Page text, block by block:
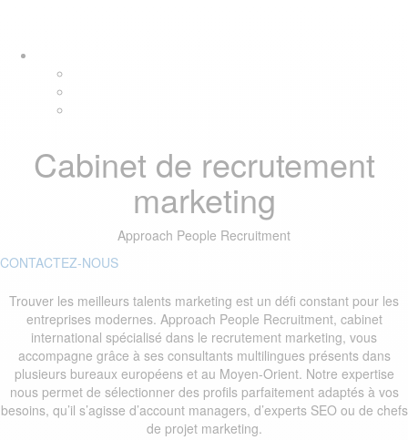
navigation
Cabinet de recrutement
marketing
Approach People Recruitment
CONTACTEZ-NOUS
Trouver les meilleurs talents marketing est un défi constant pour les
entreprises modernes. Approach People Recruitment, cabinet
international spécialisé dans le recrutement marketing, vous
accompagne grâce à ses consultants multilingues présents dans
plusieurs bureaux européens et au Moyen-Orient. Notre expertise
nous permet de sélectionner des profils parfaitement adaptés à vos
besoins, qu’il s’agisse d’account managers, d’experts SEO ou de chefs
de projet marketing.